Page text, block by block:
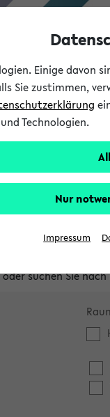
oder suchen Sie
Einige
Sie zustimmen,
Technologien.
Nur
Impressum